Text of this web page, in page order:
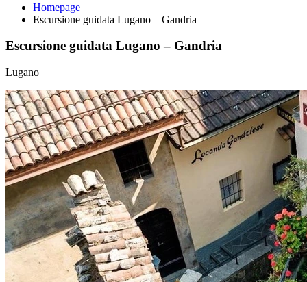
Homepage
Escursione guidata Lugano – Gandria
Escursione guidata Lugano – Gandria
Lugano